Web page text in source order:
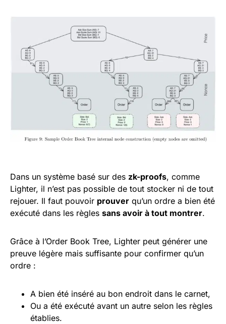
Dans un système basé sur des zk-proofs, comme
Lighter, il n’est pas possible de tout stocker ni de tout
rejouer. Il faut pouvoir prouver qu’un ordre a bien été
exécuté dans les règles sans avoir à tout montrer.
Grâce à l’Order Book Tree, Lighter peut générer une
preuve légère mais suffisante pour confirmer qu’un
ordre :
A bien été inséré au bon endroit dans le carnet,
Ou a été exécuté avant un autre selon les règles
établies.